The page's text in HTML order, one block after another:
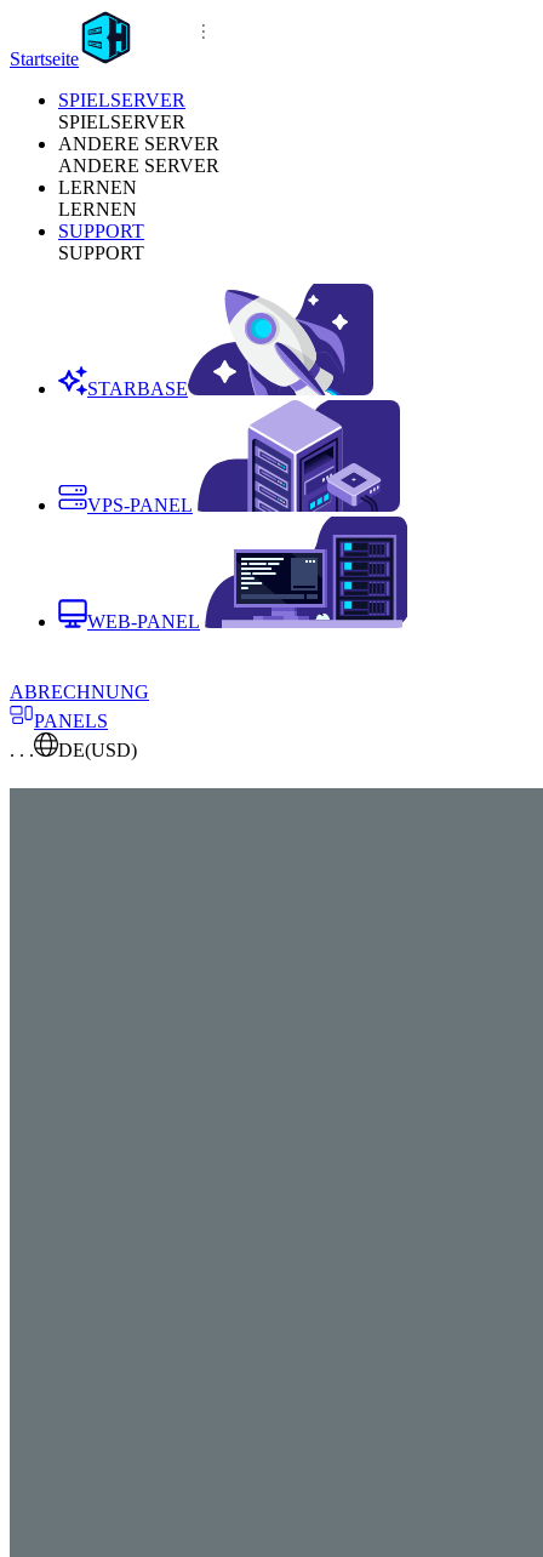
Startseite
SPIELSERVER
SPIELSERVER
ANDERE SERVER
ANDERE SERVER
LERNEN
LERNEN
SUPPORT
SUPPORT
STARBASE
VPS-PANEL
WEB-PANEL
ABRECHNUNG
PANELS
. . .
DE(USD)